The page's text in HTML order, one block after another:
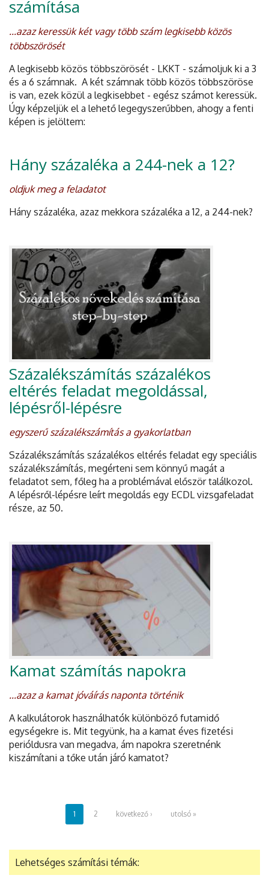
számítása
...azaz keressük két vagy több szám legkisebb közös
többszörösét
A legkisebb közös többszörösét - LKKT - számoljuk ki a 3
és a 6 számnak. A két számnak több közös többszöröse
is van, ezek közül a legkisebbet - egész számot keressük.
Úgy képzeljük el a lehető legegyszerűbben, ahogy a fenti
képen is jelöltem:
Hány százaléka a 244-nek a 12?
oldjuk meg a feladatot
Hány százaléka, azaz mekkora százaléka a 12, a 244-nek?
Százalékszámítás százalékos
eltérés feladat megoldással,
lépésről-lépésre
egyszerű százalékszámítás a gyakorlatban
Százalékszámítás százalékos eltérés feladat egy speciális
százalékszámítás, megérteni sem könnyű magát a
feladatot sem, főleg ha a problémával először találkozol.
A lépésről-lépésre leírt megoldás egy ECDL vizsgafeladat
része, az 50.
Kamat számítás napokra
...azaz a kamat jóváírás naponta történik
A kalkulátorok használhatók különböző futamidő
egységekre is. Mit tegyünk, ha a kamat éves fizetési
perióldusra van megadva, ám napokra szeretnénk
kiszámítani a tőke után járó kamatot?
1 2 következő › utolsó »
Lehetséges számítási témák: